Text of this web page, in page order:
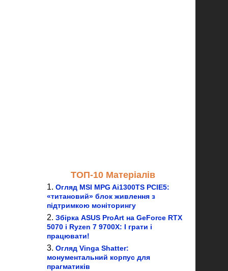
ТОП-10 Матеріалів
Огляд MSI MPG Ai1300TS PCIE5:
«титановий» блок живлення з
підтримкою моніторингу
Збірка ASUS ProArt на GeForce RTX
5070 і Ryzen 7 9700X: І грати і
працювати!
Огляд Vinga Shatter:
монументальний корпус для
прагматиків